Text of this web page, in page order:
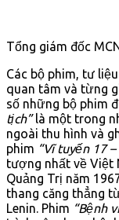
Tổng giám đốc
Các bộ phim, tư
quan tâm và từng
số những bộ phim
tịch”là một trong
ngoài thu hình và
phim “Vĩ tuyến 17
tượng nhất về Việt
Quảng Trị năm
thang căng thẳng
Lenin. Phim “Bệnh